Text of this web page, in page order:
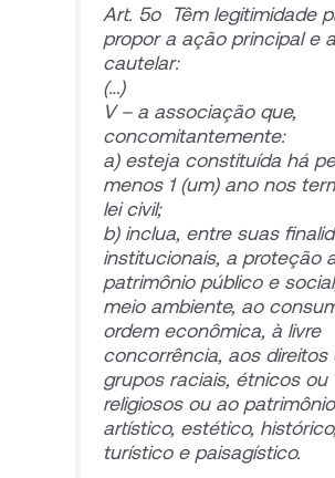
Art. 5o Têm legitimidade
propor a ação principal e
cautelar:
(…)
V – a associação que,
concomitantemente:
a) esteja constituída há
menos 1 (um) ano nos
lei civil;
b) inclua, entre suas
institucionais, a proteção
patrimônio público e
meio ambiente, ao
ordem econômica, à livre
concorrência, aos direitos
grupos raciais, étnicos ou
religiosos ou ao patrimônio
artístico, estético, histórico,
turístico e paisagístico.